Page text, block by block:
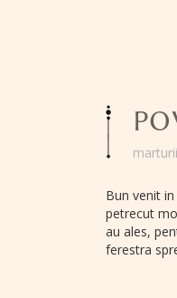
Bun venit
petrecut
au ales,
ferestra